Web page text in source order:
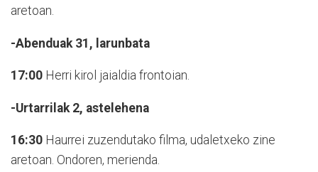
aretoan.
-Abenduak 31, larunbata
17:00 Herri kirol jaialdia frontoian.
-Urtarrilak 2, astelehena
16:30 Haurrei zuzendutako filma, udaletxeko zine
aretoan. Ondoren, merienda.